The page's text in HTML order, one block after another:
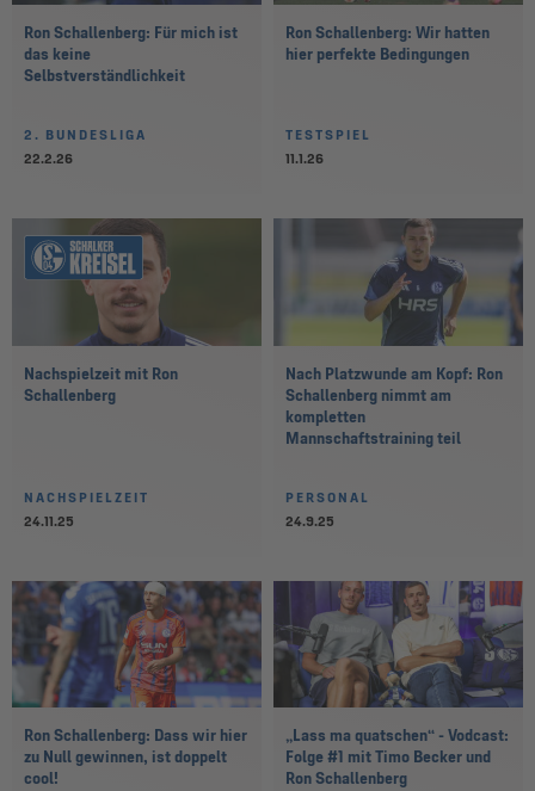
Ron Schallenberg: Für mich ist
das keine
Selbstverständlichkeit
2. BUNDESLIGA
22.2.26
Ron Schallenberg: Wir hatten
hier perfekte Bedingungen
TESTSPIEL
11.1.26
Nachspielzeit mit Ron
Schallenberg
NACHSPIELZEIT
24.11.25
Nach Platzwunde am Kopf: Ron
Schallenberg nimmt am
kompletten
Mannschaftstraining teil
PERSONAL
24.9.25
Ron Schallenberg: Dass wir hier
zu Null gewinnen, ist doppelt
cool!
„Lass ma quatschen“ - Vodcast:
Folge #1 mit Timo Becker und
Ron Schallenberg